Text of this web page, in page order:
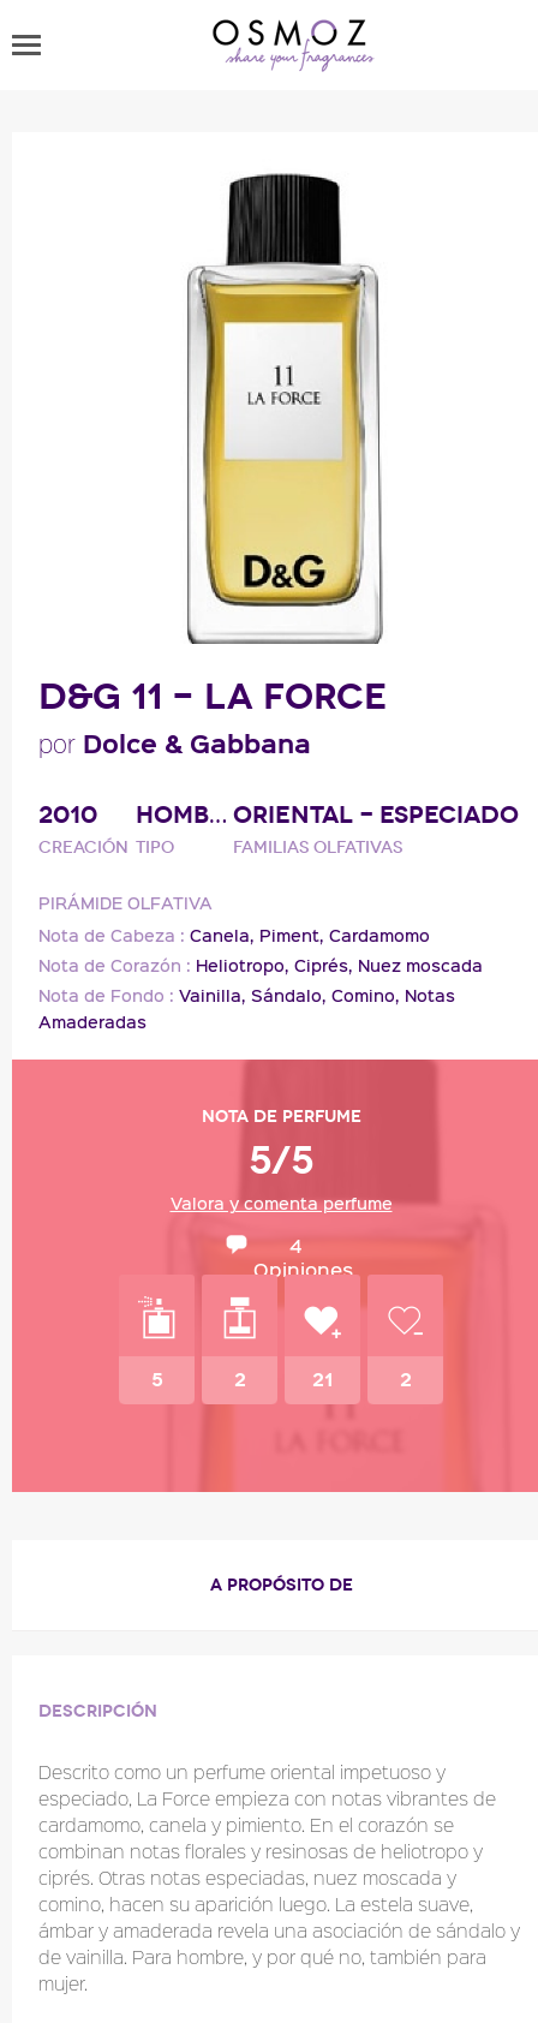
D&G 11 - LA FORCE
por Dolce & Gabbana
2010
Creación
HOMBRE
Tipo
ORIENTAL - ESPECIADO
Familias olfativas
PIRÁMIDE OLFATIVA
Nota de Cabeza : Canela, Piment, Cardamomo
Nota de Corazón : Heliotropo, Ciprés, Nuez moscada
Nota de Fondo : Vainilla, Sándalo, Comino, Notas
Amaderadas
Nota de perfume
5/5
Valora y comenta perfume
4
Opiniones
5 2 21 2
A PROPÓSITO DE
Descripción
Descrito como un perfume oriental impetuoso y
especiado, La Force empieza con notas vibrantes de
cardamomo, canela y pimiento. En el corazón se
combinan notas florales y resinosas de heliotropo y
ciprés. Otras notas especiadas, nuez moscada y
comino, hacen su aparición luego. La estela suave,
ámbar y amaderada revela una asociación de sándalo y
de vainilla. Para hombre, y por qué no, también para
mujer.